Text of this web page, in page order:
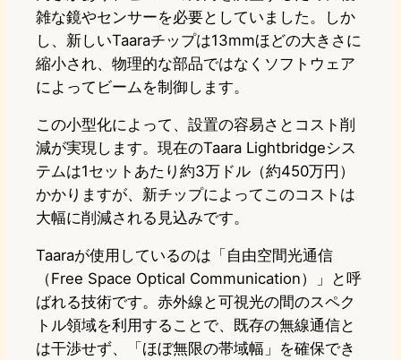
雑な鏡やセンサーを必要としていました。しか
し、新しいTaaraチップは13mmほどの大きさに
縮小され、物理的な部品ではなくソフトウェア
によってビームを制御します。
この小型化によって、設置の容易さとコスト削
減が実現します。現在のTaara Lightbridgeシス
テムは1セットあたり約3万ドル（約450万円）
かかりますが、新チップによってこのコストは
大幅に削減される見込みです。
Taaraが使用しているのは「自由空間光通信
（Free Space Optical Communication）」と呼
ばれる技術です。赤外線と可視光の間のスペク
トル領域を利用することで、既存の無線通信と
は干渉せず、「ほぼ無限の帯域幅」を確保でき